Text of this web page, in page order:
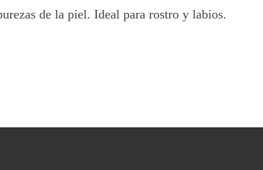
de la piel. Ideal para rostro y labios.